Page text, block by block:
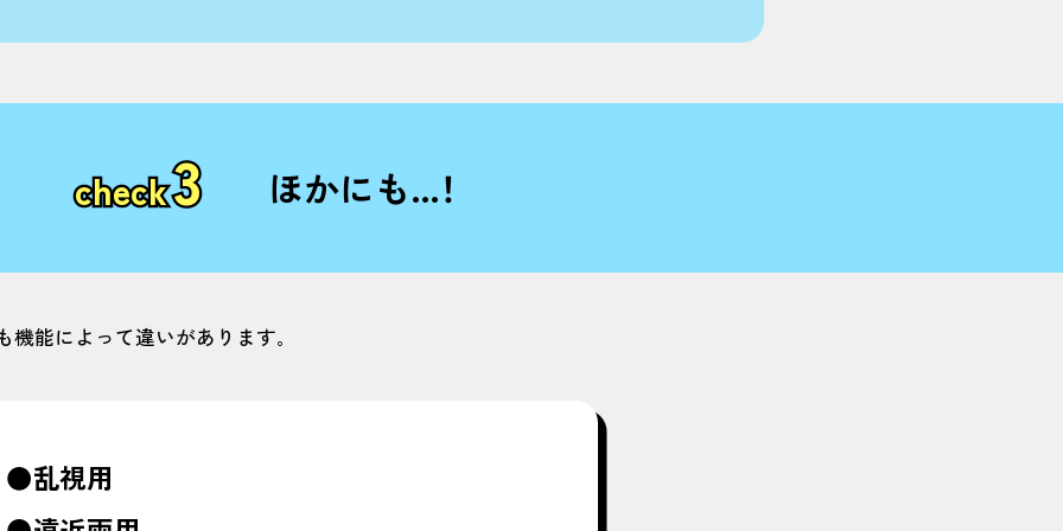
check3 ほかにも…！
機能によって違いがあります｡
●乱視用